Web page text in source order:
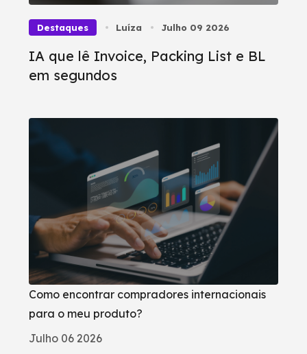
Destaques Luíza Julho 09 2026
IA que lê Invoice, Packing List e BL
em segundos
Como encontrar compradores internacionais
para o meu produto?
Julho 06 2026